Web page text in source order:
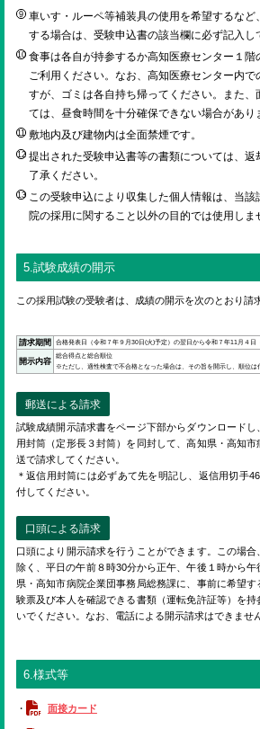
車いす・ルーペ等補装具の使用を希望するなど
する場合は、受験申込書の該当欄に必ず記入し
食事は各自が持参するか高知医療センター１階
ご利用ください。なお、高知医療センター内
すが、ゴミは各自持ち帰ってください。また、
ては、昼食時間を十分確保できない場合があり
敷地内及び建物内は全面禁煙です。
提出された受験申込書等の書類については、返
了承ください。
この受験申込により収集した個人情報は、当該
院の採用に関すること以外の目的では使用しま
5.試験成績の開示
この採用試験の受験者は、成績の開示を次のとおり請
請求期間 合格発表日（令和７年９月30日(火)予定）の翌日から令和７年11月４日
開示内容
総合得点と総合順位
※ただし、適性検査で不合格となった場合は、その旨を開示し、順位は
郵送による請求
試験成績開示請求書をページ下部からダウンロード
用封筒（定形長３封筒）を同封して、高知県・高知
送で請求してください。
＊返信用封筒には必ずあて先を明記し、返信用切手
付してください。
口頭による請求
口頭により開示請求を行うことができます。この場
除く、平日の午前８時30分から正午、午後１時から
県・高知市病院企業団事務局総務課に、事前に希望
験票及び本人を確認できる書類（運転免許証等）を
いでください。なお、電話による開示請求はできません
6.様式等
・ 面接カード